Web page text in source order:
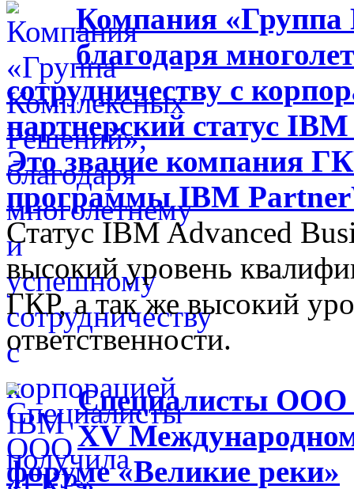
Компания
благодаря
сотрудничеству с
партнерский статус
Это звание компания
программы IBM
Статус IBM Advanced
высокий уровень
ГКР, а так же высокий
ответственности.
Специалисты ООО
XV
форуме «Великие реки»